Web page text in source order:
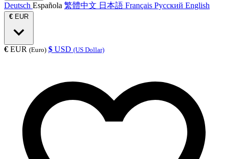
Deutsch Española 繁體中文 日本語 Français Русский English
€ EUR
€ EUR (Euro) $ USD (US Dollar)